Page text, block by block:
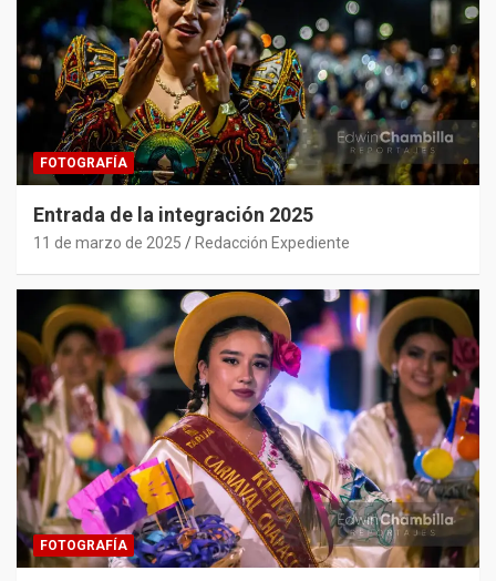
FOTOGRAFÍA
Entrada de la integración 2025
11 de marzo de 2025 Redacción Expediente
FOTOGRAFÍA